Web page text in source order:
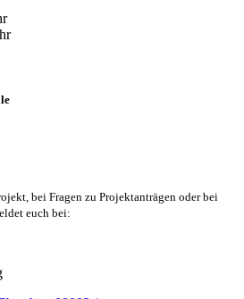
bei Fragen zu Projektanträgen oder bei
euch bei: